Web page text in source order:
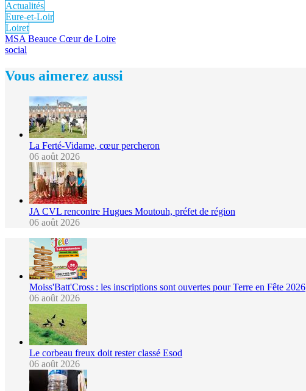
Actualités
Eure-et-Loir
Loiret
MSA Beauce Cœur de Loire
social
Vous aimerez aussi
La Ferté-Vidame, cœur percheron
06 août 2026
JA CVL rencontre Hugues Moutouh, préfet de région
06 août 2026
Moiss'Batt'Cross : les inscriptions sont ouvertes pour Terre en Fête 2026
06 août 2026
Le corbeau freux doit rester classé Esod
06 août 2026